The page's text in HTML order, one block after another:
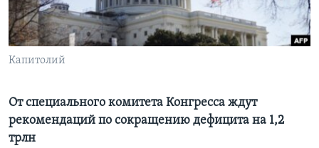
Learning English
СОЦИАЛЬНЫЕ СЕТИ
Языки
Капитолий
От специального комитета Конгресса ждут
рекомендаций по сокращению дефицита на 1,2
трлн